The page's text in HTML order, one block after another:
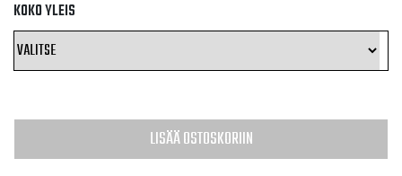
KOKO YLEIS
LISÄÄ OSTOSKORIIN